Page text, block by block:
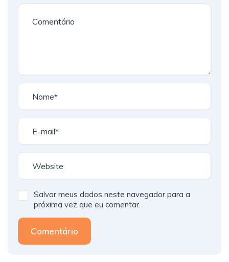
Salvar meus dados neste navegador para a
próxima vez que eu comentar.
Comentário